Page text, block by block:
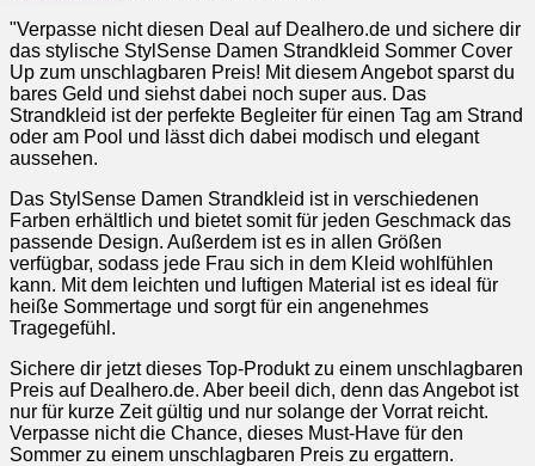
"Verpasse nicht diesen Deal auf Dealhero.de und sichere dir
das stylische StylSense Damen Strandkleid Sommer Cover
Up zum unschlagbaren Preis! Mit diesem Angebot sparst du
bares Geld und siehst dabei noch super aus. Das
Strandkleid ist der perfekte Begleiter für einen Tag am Strand
oder am Pool und lässt dich dabei modisch und elegant
aussehen.
Das StylSense Damen Strandkleid ist in verschiedenen
Farben erhältlich und bietet somit für jeden Geschmack das
passende Design. Außerdem ist es in allen Größen
verfügbar, sodass jede Frau sich in dem Kleid wohlfühlen
kann. Mit dem leichten und luftigen Material ist es ideal für
heiße Sommertage und sorgt für ein angenehmes
Tragegefühl.
Sichere dir jetzt dieses Top-Produkt zu einem unschlagbaren
Preis auf Dealhero.de. Aber beeil dich, denn das Angebot ist
nur für kurze Zeit gültig und nur solange der Vorrat reicht.
Verpasse nicht die Chance, dieses Must-Have für den
Sommer zu einem unschlagbaren Preis zu ergattern.